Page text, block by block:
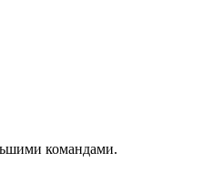
командами.